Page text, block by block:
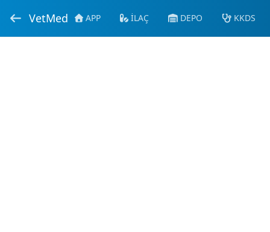
VetMed APP İLAÇ DEPO KKDS